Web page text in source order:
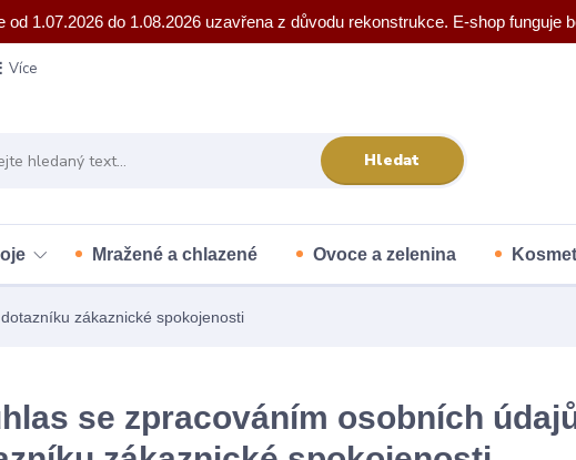
1.07.2026 do 1.08.2026 uzavřena z důvodu rekonstrukce. E-shop funguje
Více
Hledat
Mražené a chlazené Ovoce a zelenina
zákaznické spokojenosti
se zpracováním osobních